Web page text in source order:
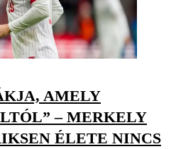
AMELY
– MERKELY
ÉLETE NINCS